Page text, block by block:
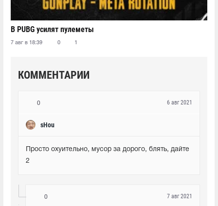
В PUBG усилят пулеметы
7 авг в 18:39 0 1
КОММЕНТАРИИ
0
sHou
6 авг 2021
Просто охуительно, мусор за дорого, блять, дайте
2
0 7 авг 2021